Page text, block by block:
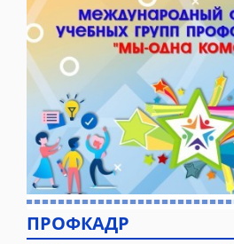
ПРОФКАДР